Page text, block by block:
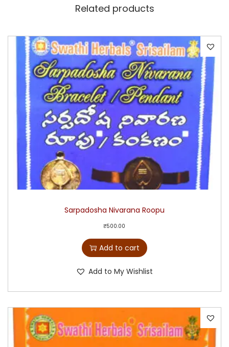
Related products
Sarpadosha Nivarana Roopu
₹500.00
Add to cart
Add to My Wishlist